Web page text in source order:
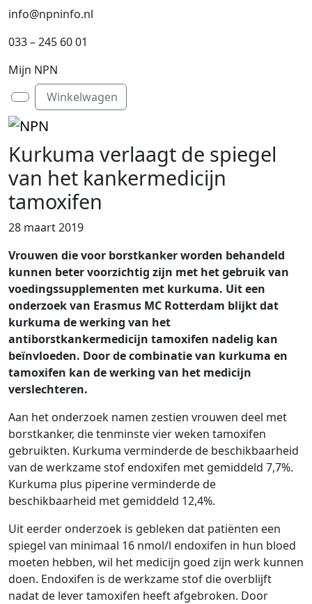
info@npninfo.nl
033 – 245 60 01
Mijn NPN
Account
Cart
Winkelwagen
Kurkuma verlaagt de spiegel
van het kankermedicijn
tamoxifen
28 maart 2019
Vrouwen die voor borstkanker worden behandeld
kunnen beter voorzichtig zijn met het gebruik van
voedingssupplementen met kurkuma. Uit een
onderzoek van Erasmus MC Rotterdam blijkt dat
kurkuma de werking van het
antiborstkankermedicijn tamoxifen nadelig kan
beïnvloeden. Door de combinatie van kurkuma en
tamoxifen kan de werking van het medicijn
verslechteren.
Aan het onderzoek namen zestien vrouwen deel met
borstkanker, die tenminste vier weken tamoxifen
gebruikten. Kurkuma verminderde de beschikbaarheid
van de werkzame stof endoxifen met gemiddeld 7,7%.
Kurkuma plus piperine verminderde de
beschikbaarheid met gemiddeld 12,4%.
Uit eerder onderzoek is gebleken dat patiënten een
spiegel van minimaal 16 nmol/l endoxifen in hun bloed
moeten hebben, wil het medicijn goed zijn werk kunnen
doen. Endoxifen is de werkzame stof die overblijft
nadat de lever tamoxifen heeft afgebroken. Door